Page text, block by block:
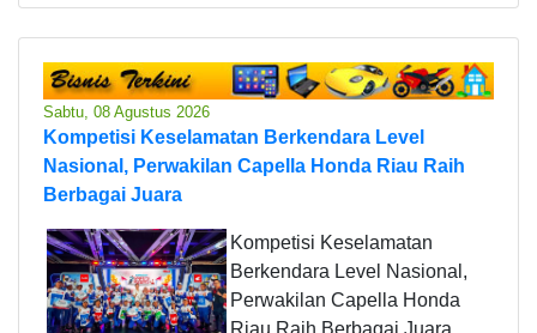
Sabtu, 08 Agustus 2026
Kompetisi Keselamatan Berkendara Level
Nasional, Perwakilan Capella Honda Riau Raih
Berbagai Juara
Kompetisi Keselamatan
Berkendara Level Nasional,
Perwakilan Capella Honda
Riau Raih Berbagai Juara